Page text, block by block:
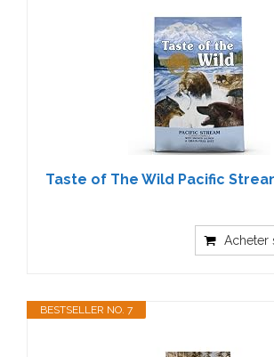
Taste of The Wild Pacific
Acheter
BESTSELLER NO. 7